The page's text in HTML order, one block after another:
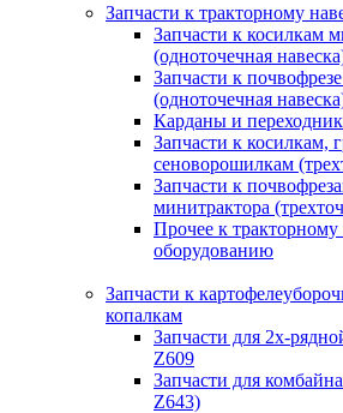
Запчасти к тракторному
Запчасти к косилкам
(одноточечная
Запчасти к
(одноточечная
Карданы и
Запчасти к косилкам,
сеноворошилкам
Запчасти к
минитрактора
Прочее к
оборудованию
Запчасти к
копалкам
Запчасти для 2х-
Z609
Запчасти для
Z643)